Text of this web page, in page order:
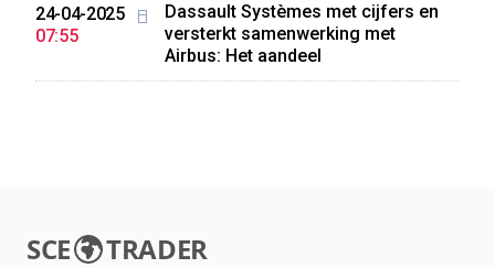
24-04-2025
07:55
Dassault Systèmes met cijfers en
versterkt samenwerking met
Airbus: Het aandeel
SCE TRADER